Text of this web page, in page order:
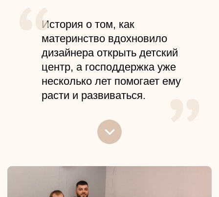
История о том, как
материнство вдохновило
дизайнера открыть детский
центр, а господдержка уже
несколько лет помогает ему
расти и развиваться.